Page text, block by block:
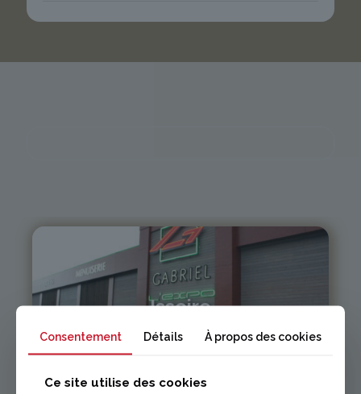
Issoire
Consentement Détails À propos des cookies
Ce site utilise des cookies